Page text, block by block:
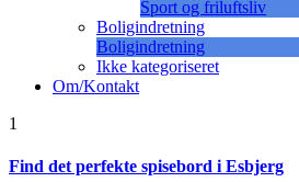
Sport og friluftsliv
Boligindretning
Boligindretning
Ikke kategoriseret
Om/Kontakt
1
Find det perfekte spisebord i Esbjerg